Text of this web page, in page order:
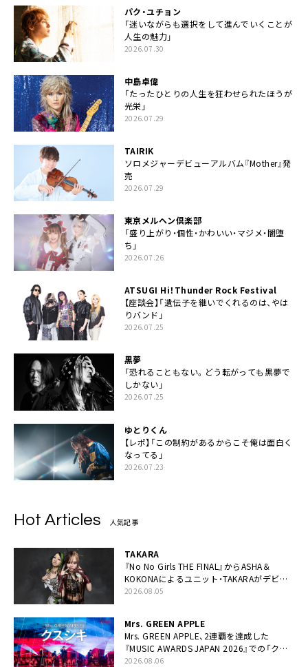
パク・ユチョン
「迷いながらも選択をして進んでいくことが
人生の魅力」
2026.07.30
中島卓偉
「たったひとりの人生を狂わせられたほうが
光栄」
2026.07.29
TAIRIK
ソロメジャーデビューアルバム『Mother』発
売
2026.07.29
東京メルヘン倶楽部
「盛り上がり・個性・かわいい・マジメ・闇堕
ち」
2026.07.26
ATSUGI Hi！Thunder Rock Festival
【座談会】「遺伝子を継いでくれるのは、やは
りバンド」
2026.07.25
黒夢
「恐れることもない。どう転がっても黒夢で
しかない」
2026.07.25
ゆとりくん
【レポ】「この制約があるからこそ俺は面白く
なってる」
2026.07.23
Hot Articles 人気記事
TAKARA
『No No Girls THE FINAL』からASHA＆
KOKONAによるユニット・TAKARAがデビュ
ー
2026.08.05
Mrs. GREEN APPLE
Mrs. GREEN APPLE、2連覇を達成した
『MUSIC AWARDS JAPAN 2026』での「クス
シキ」ライブパフォーマンスをYouTube公開
2026.08.06